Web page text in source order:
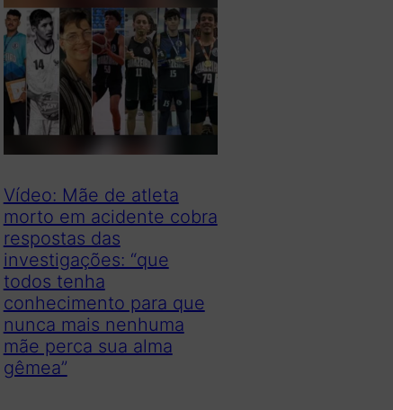
u
i
s
a
Vídeo: Mãe de atleta
morto em acidente cobra
respostas das
investigações: “que
todos tenha
conhecimento para que
nunca mais nenhuma
mãe perca sua alma
gêmea”